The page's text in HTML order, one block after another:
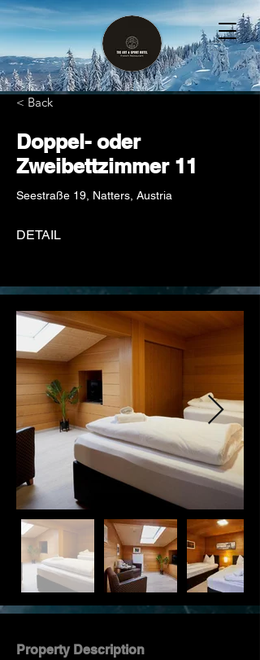
< Back
Doppel- oder
Zweibettzimmer 11
Seestraße 19, Natters, Austria
DETAIL
Property Description